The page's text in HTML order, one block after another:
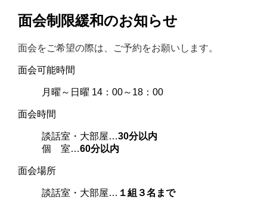
面会制限緩和のお知らせ
面会をご希望の際は、ご予約をお願いします。
面会可能時間
月曜～日曜 14：00～18：00
面会時間
談話室・大部屋…30分以内
個 室…60分以内
面会場所
談話室・大部屋… １組３名まで